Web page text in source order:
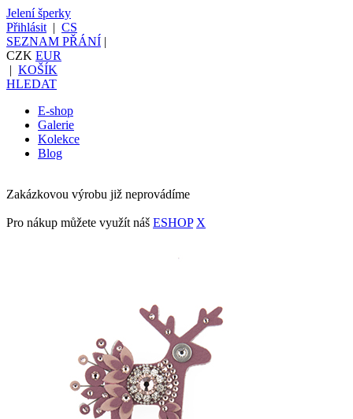
Jelení šperky
Přihlásit | CS
SEZNAM PŘÁNÍ |
CZK EUR
| KOŠÍK
HLEDAT
E-shop
Galerie
Kolekce
Blog
Zakázkovou výrobu již neprovádíme
Pro nákup můžete využít náš ESHOP X